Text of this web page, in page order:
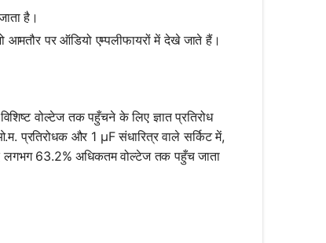
है।
पर ऑडियो एम्पलीफायरों में देखे जाते हैं।
वोल्टेज तक पहुँचने के लिए ज्ञात प्रतिरोध
प्रतिरोधक और 1 μF संधारित्र वाले सर्किट में,
63.2% अधिकतम वोल्टेज तक पहुँच जाता